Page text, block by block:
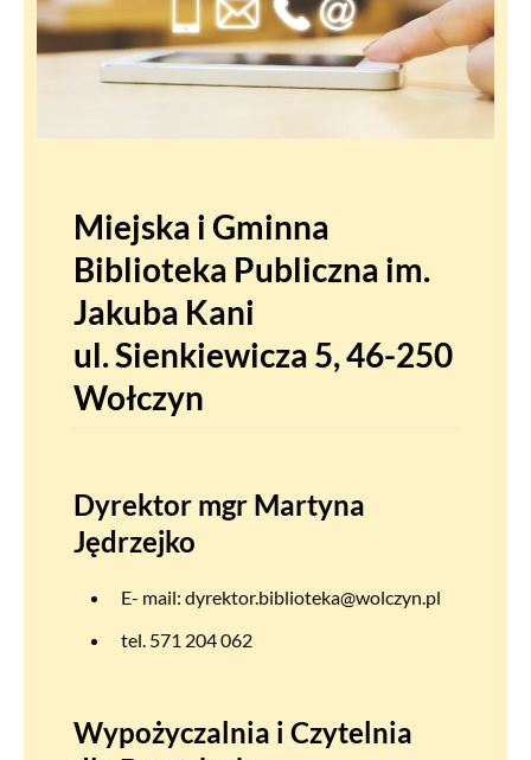
Miejska i Gminna
Biblioteka Publiczna im.
Jakuba Kani
ul. Sienkiewicza 5, 46-250
Wołczyn
Dyrektor mgr Martyna
Jędrzejko
E- mail: dyrektor.biblioteka@wolczyn.pl
tel. 571 204 062
Wypożyczalnia i Czytelnia